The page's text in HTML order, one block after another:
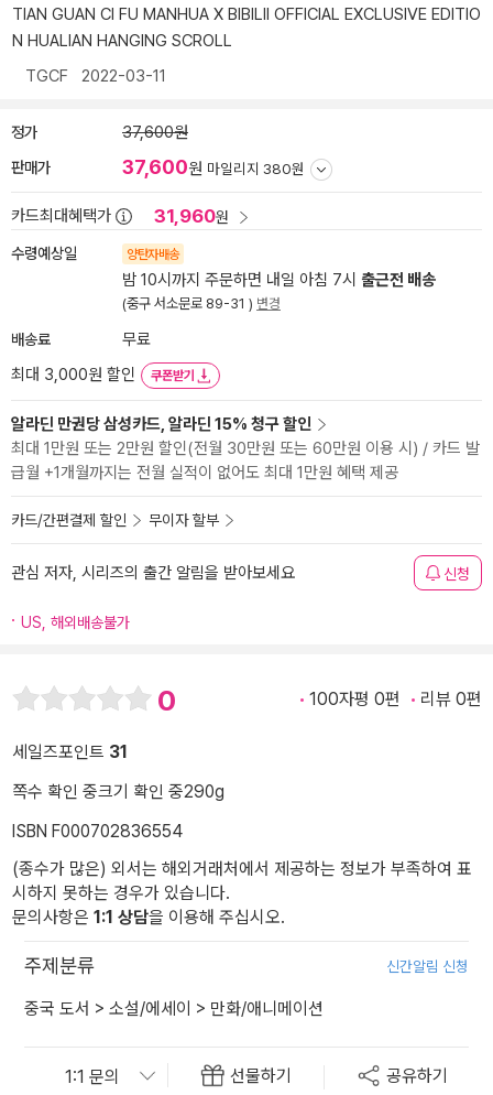
TIAN GUAN CI FU MANHUA X BIBILII OFFICIAL EXCLUSIVE EDITIO
N HUALIAN HANGING SCROLL
TGCF 2022-03-11
정가 37,600원
판매가 37,600원 마일리지 380원
카드최대혜택가 31,960원
수령예상일 양탄자배송
밤 10시까지 주문하면 내일 아침 7시 출근전 배송
(중구 서소문로 89-31 ) 변경
배송료
무료
최대 3,000원 할인
쿠폰받기
알라딘 만권당 삼성카드, 알라딘 15% 청구 할인
최대 1만원 또는 2만원 할인(전월 30만원 또는 60만원 이용 시) / 카드 발
급월 +1개월까지는 전월 실적이 없어도 최대 1만원 혜택 제공
카드/간편결제 할인 무이자 할부
관심 저자, 시리즈의 출간 알림을 받아보세요 신청
US, 해외배송불가
0 100자평 0편 리뷰 0편
세일즈포인트 31
쪽수 확인 중크기 확인 중290g
ISBN F000702836554
(종수가 많은) 외서는 해외거래처에서 제공하는 정보가 부족하여 표
시하지 못하는 경우가 있습니다.
문의사항은 1:1 상담을 이용해 주십시오.
주제분류 신간알림 신청
중국 도서 > 소설/에세이 > 만화/애니메이션
선물하기 공유하기